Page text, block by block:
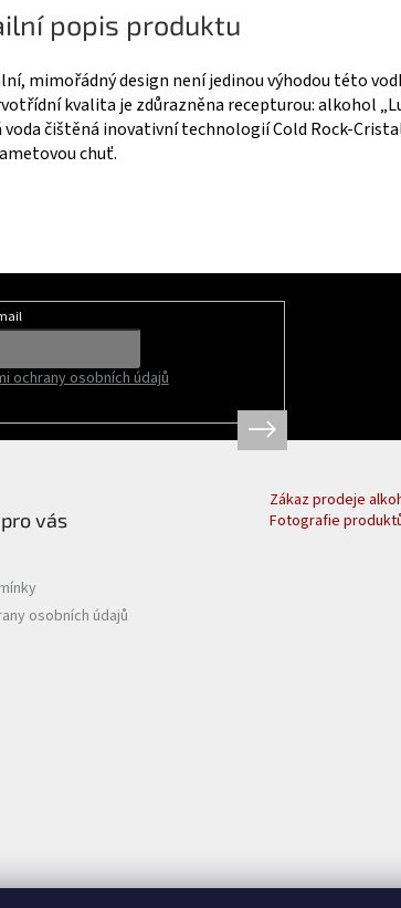
popis produktu
mimořádný design není jedinou výhodou této
kvalita je zdůrazněna recepturou: alkohol
čištěná inovativní technologií Cold Rock-
chuť.
ochrany osobních údajů
vás
osobních údajů
Zákaz prodeje
Fotografie